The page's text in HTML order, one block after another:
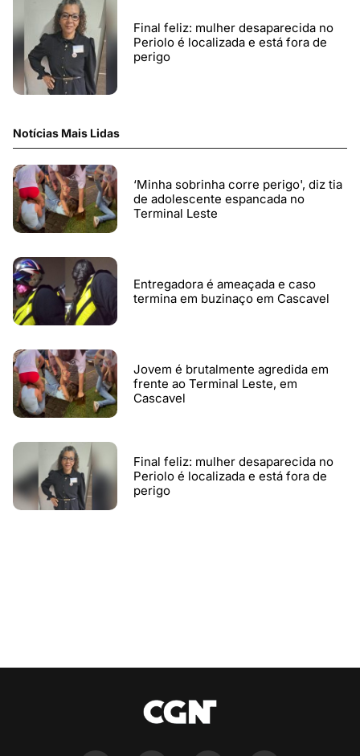
Final feliz: mulher desaparecida no
Periolo é localizada e está fora de
perigo
Notícias Mais Lidas
‘Minha sobrinha corre perigo', diz tia
de adolescente espancada no
Terminal Leste
Entregadora é ameaçada e caso
termina em buzinaço em Cascavel
Jovem é brutalmente agredida em
frente ao Terminal Leste, em
Cascavel
Final feliz: mulher desaparecida no
Periolo é localizada e está fora de
perigo